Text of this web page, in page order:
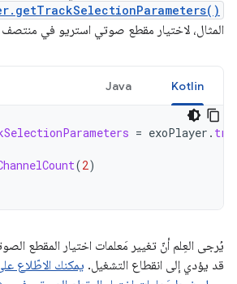
المثال، لاختيار مقطع صوتي استريو في منتصف
Kotlin
Java
= exoPlayer .
(2)
يُرجى العِلم أنّ تغيير مَعلمات اختيار المقطع
قد يؤدي إلى انقطاع التشغيل. يمكنك الاطّلاع